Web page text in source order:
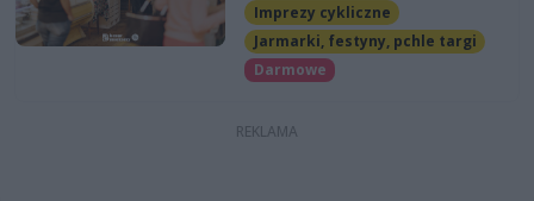
Imprezy cykliczne
Jarmarki, festyny, pchle targi
Darmowe